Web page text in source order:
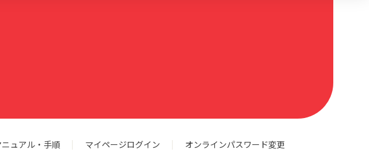
ニュアル・手順 マイページログイン
オンラインパスワード変更